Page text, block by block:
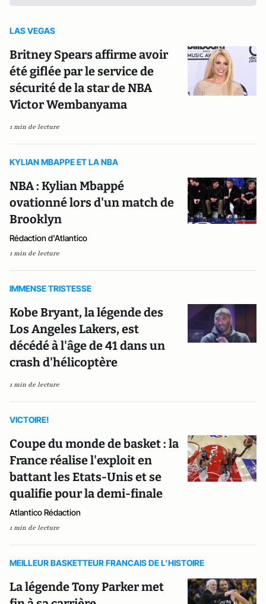
LAS VEGAS
Britney Spears affirme avoir
été giflée par le service de
sécurité de la star de NBA
Victor Wembanyama
1 min de lecture
KYLIAN MBAPPE ET LA NBA
NBA : Kylian Mbappé
ovationné lors d'un match de
Brooklyn
Rédaction d'Atlantico
1 min de lecture
IMMENSE TRISTESSE
Kobe Bryant, la légende des
Los Angeles Lakers, est
décédé à l'âge de 41 dans un
crash d'hélicoptère
1 min de lecture
VICTOIRE!
Coupe du monde de basket : la
France réalise l'exploit en
battant les Etats-Unis et se
qualifie pour la demi-finale
Atlantico Rédaction
1 min de lecture
MEILLEUR BASKETTEUR FRANCAIS DE L’HISTOIRE
La légende Tony Parker met